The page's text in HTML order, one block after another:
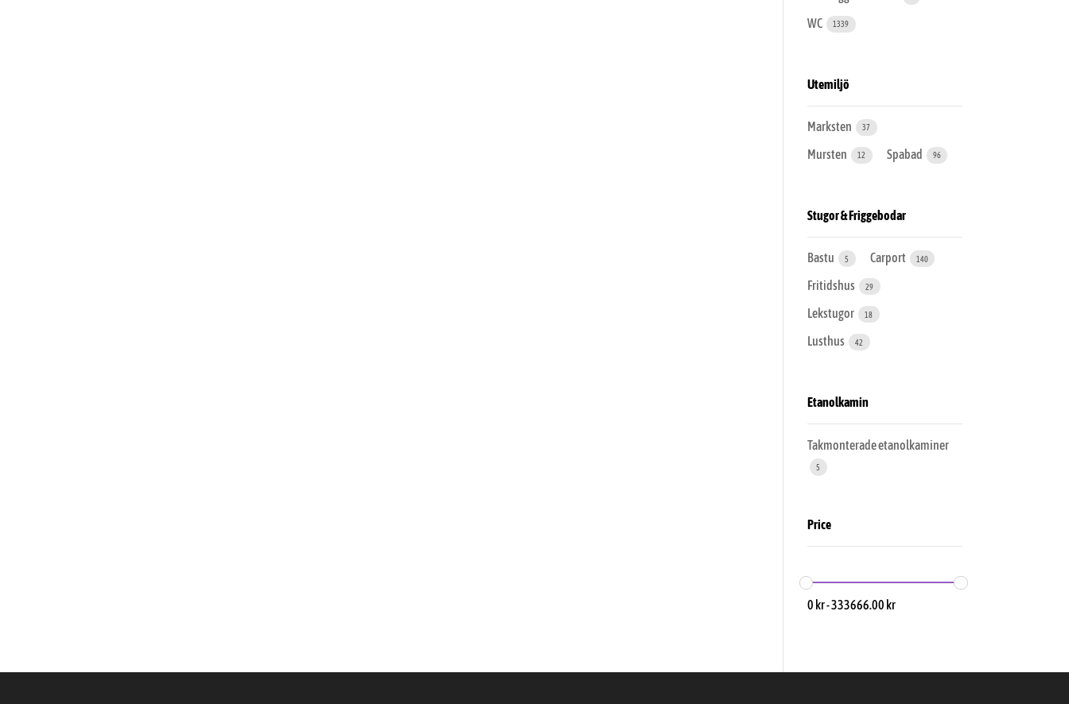
WC 1339
Utemiljö
Marksten 37
Mursten 12 Spabad 96
Stugor & Friggebodar
Bastu 5 Carport 140
Fritidshus 29
Lekstugor 18
Lusthus 42
Etanolkamin
Takmonterade etanolkaminer
5
Price
0 kr-333666.00 kr